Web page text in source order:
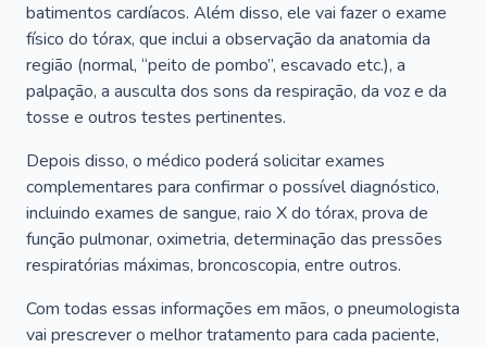
batimentos cardíacos. Além disso, ele vai fazer o exame
físico do tórax, que inclui a observação da anatomia da
região (normal, “peito de pombo”, escavado etc.), a
palpação, a ausculta dos sons da respiração, da voz e da
tosse e outros testes pertinentes.
Depois disso, o médico poderá solicitar exames
complementares para confirmar o possível diagnóstico,
incluindo exames de sangue, raio X do tórax, prova de
função pulmonar, oximetria, determinação das pressões
respiratórias máximas, broncoscopia, entre outros.
Com todas essas informações em mãos, o pneumologista
vai prescrever o melhor tratamento para cada paciente,